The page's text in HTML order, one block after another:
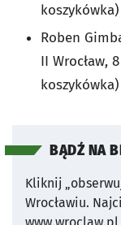
koszykówka)
Roben
II Wrocław,
koszykówka)
BĄDŹ NA
Kliknij
Wrocławiu.